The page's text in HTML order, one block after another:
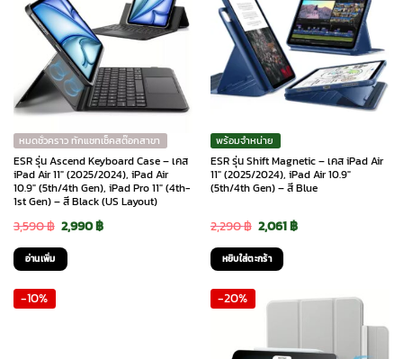
หมดชั่วคราว ทักแชทเช็คสต๊อกสาขา
ESR รุ่น Ascend Keyboard Case – เคส
iPad Air 11″ (2025/2024), iPad Air
10.9″ (5th/4th Gen), iPad Pro 11″ (4th-
1st Gen) – สี Black (US Layout)
3,590฿ Original
price
was:
2,990฿Current
อ่านเพิ่ม
พร้อมจำหน่าย
ESR รุ่น Shift Magnetic – เคส iPad Air
11″ (2025/2024), iPad Air 10.9″
(5th/4th Gen) – สี Blue
2,290฿ Original
price
was:
2,290 ฿.
2,061฿Current
2,061 ฿.
หยิบใส่ตะกร้า
-10% -20%